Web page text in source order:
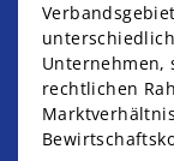
Unternehmen,
rechtlichen